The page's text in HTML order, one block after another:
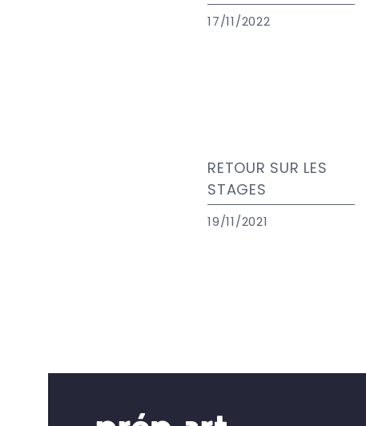
17/11/2022
RETOUR SUR LES
STAGES
19/11/2021